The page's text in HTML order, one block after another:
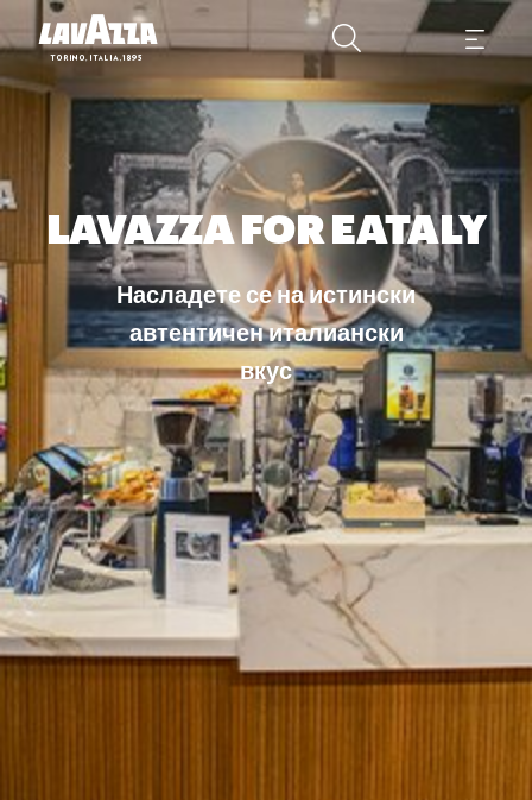
LAVAZZA FOR EATALY
Насладете се на истински
автентичен италиански
вкус